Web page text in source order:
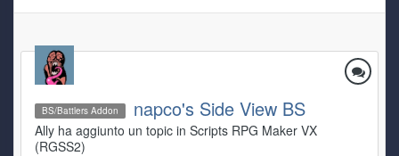
BS/Battlers Addon napco's Side View BS
Ally ha aggiunto un topic in Scripts RPG Maker VX
(RGSS2)